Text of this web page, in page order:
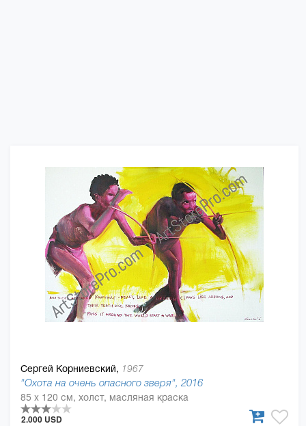
Сергей Корниевский, 1967
"Охота на очень опасного зверя", 2016
85 x 120 см, холст, масляная краска
2.000 USD